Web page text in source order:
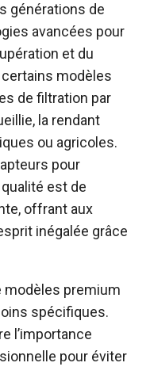
générations de
avancées pour
et du
certains modèles
de filtration par
la rendant
ou agricoles.
pour
qualité est de
offrant aux
inégalée grâce
modèles premium
spécifiques.
l’importance
pour éviter